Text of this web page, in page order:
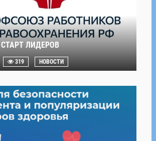
ЛИДЕРОВ
319 НОВОСТИ